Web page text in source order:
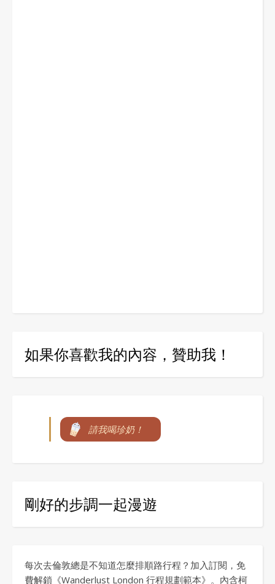
如果你喜歡我的內容，贊助我！
請我喝珍奶！
剛好的步調一起漫遊
每次去倫敦總是不知道怎麼排順路行程？加入訂閱，免
費解鎖《Wanderlust London 行程規劃範本》。內含柯